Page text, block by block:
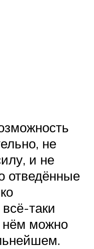
не
и не
отведённые
таки
нём можно